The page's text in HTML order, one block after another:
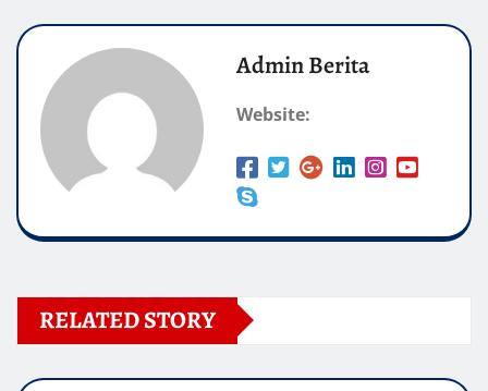
Admin Berita
Website:
RELATED STORY